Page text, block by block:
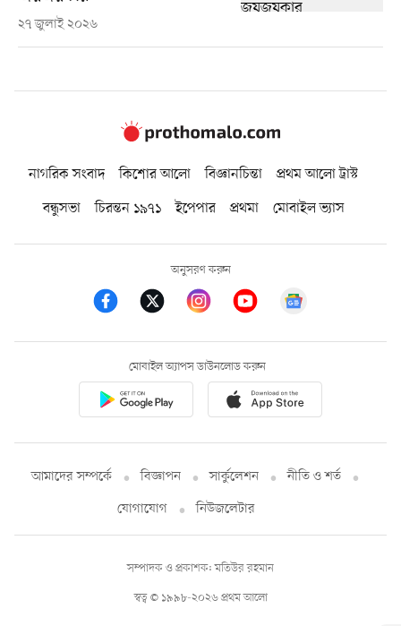
২৭ জুলাই ২০২৬
নাগরিক সংবাদ কিশোর আলো বিজ্ঞানচিন্তা
প্রথম আলো ট্রাস্ট
বন্ধুসভা
চিরন্তন ১৯৭১ ইপেপার প্রথমা মোবাইল ভ্যাস
অনুসরণ করুন
মোবাইল অ্যাপস ডাউনলোড করুন
আমাদের সম্পর্কে বিজ্ঞাপন সার্কুলেশন
নীতি ও শর্ত
যোগাযোগ
নিউজলেটার
স্বত্ব © ১৯৯৮-২০২৬ প্রথম আলো
সম্পাদক ও প্রকাশক: মতিউর রহমান